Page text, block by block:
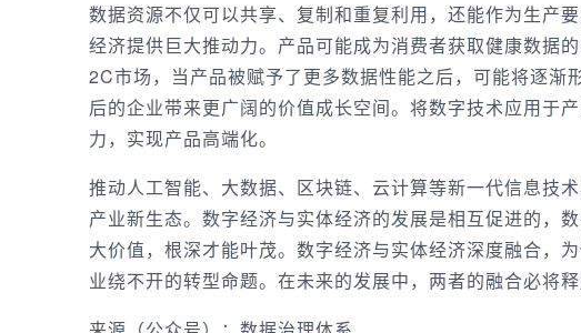
数据资源不仅可以共享、复制和重复利用，还能作为生产
经济提供巨大推动力。产品可能成为消费者获取健康数
2C市场，当产品被赋予了更多数据性能之后，可能将逐
后的企业带来更广阔的价值成长空间。将数字技术应用于
力，实现产品高端化。
推动人工智能、大数据、区块链、云计算等新一代信息技
产业新生态。数字经济与实体经济的发展是相互促进的，
大价值，根深才能叶茂。数字经济与实体经济深度融合，
业绕不开的转型命题。在未来的发展中，两者的融合必将